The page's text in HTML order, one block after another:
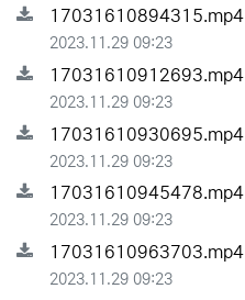
17031610894315.mp4
등록일
2023.11.29 09:23
17031610912693.mp4
등록일
2023.11.29 09:23
17031610930695.mp4
등록일
2023.11.29 09:23
17031610945478.mp4
등록일
2023.11.29 09:23
17031610963703.mp4
등록일
2023.11.29 09:23